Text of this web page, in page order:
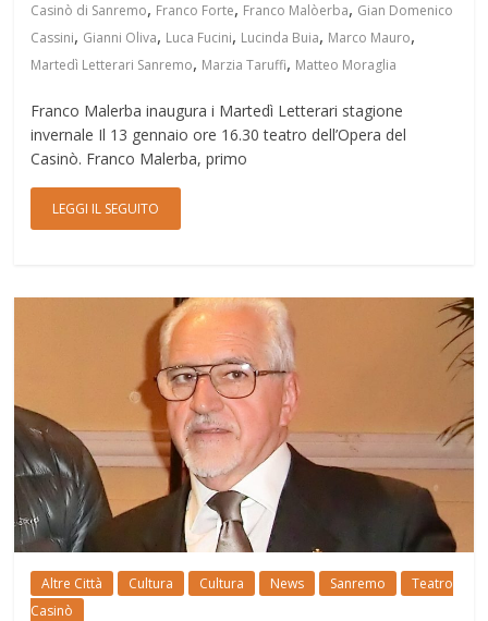
Casinò di Sanremo, Franco Forte, Franco Malòerba, Gian Domenico
Cassini, Gianni Oliva, Luca Fucini, Lucinda Buia, Marco Mauro,
Martedì Letterari Sanremo, Marzia Taruffi, Matteo Moraglia
Franco Malerba inaugura i Martedì Letterari stagione
invernale Il 13 gennaio ore 16.30 teatro dell’Opera del
Casinò. Franco Malerba, primo
LEGGI IL SEGUITO
Altre Città Cultura Cultura News Sanremo
Teatro
Casinò